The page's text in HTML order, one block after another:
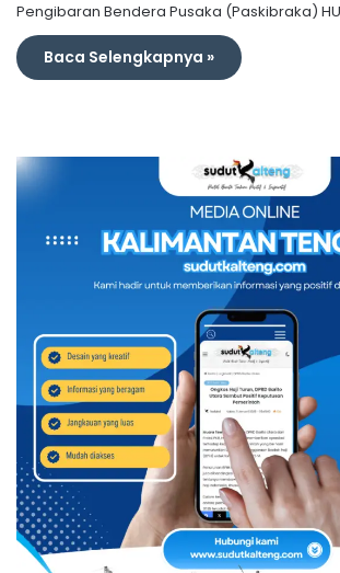
Pengibaran Bendera Pusaka (Paskibraka)
Baca Selengkapnya »